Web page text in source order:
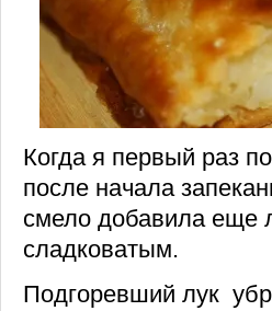
Когда я первый раз
после начала
смело добавила еще
сладковатым.
Подгоревший лук